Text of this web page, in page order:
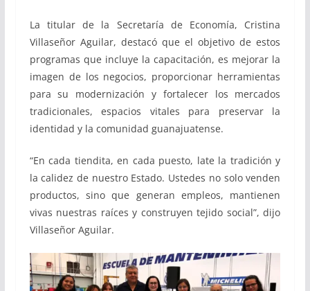
La titular de la Secretaría de Economía, Cristina
Villaseñor Aguilar, destacó que el objetivo de estos
programas que incluye la capacitación, es mejorar la
imagen de los negocios, proporcionar herramientas
para su modernización y fortalecer los mercados
tradicionales, espacios vitales para preservar la
identidad y la comunidad guanajuatense.
“En cada tiendita, en cada puesto, late la tradición y
la calidez de nuestro Estado. Ustedes no solo venden
productos, sino que generan empleos, mantienen
vivas nuestras raíces y construyen tejido social”, dijo
Villaseñor Aguilar.